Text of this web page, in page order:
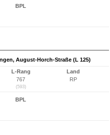
BPL
August-Horch-Straße (L 125)
L-Rang
767
(593)
Land
RP
BPL